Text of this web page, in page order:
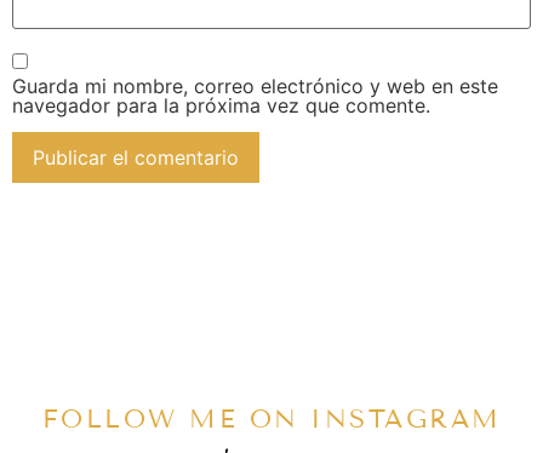
Guarda mi nombre, correo electrónico y web en este
navegador para la próxima vez que comente.
FOLLOW ME ON INSTAGRAM